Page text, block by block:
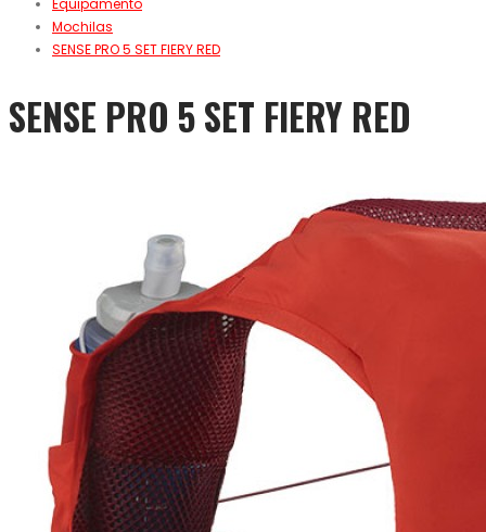
Equipamento
Mochilas
SENSE PRO 5 SET FIERY RED
SENSE PRO 5 SET FIERY RED